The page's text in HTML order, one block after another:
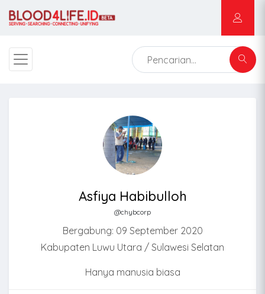
Asfiya Habibulloh
@chybcorp
Bergabung: 09 September 2020
Kabupaten Luwu Utara / Sulawesi Selatan
Hanya manusia biasa